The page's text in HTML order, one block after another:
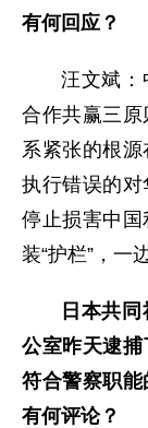
有何回应？
汪文斌：
合作共赢三
系紧张的根
执行错误的对
停止损害中
装“护栏”，一
日本共
公室昨天逮
符合警察职
有何评论？